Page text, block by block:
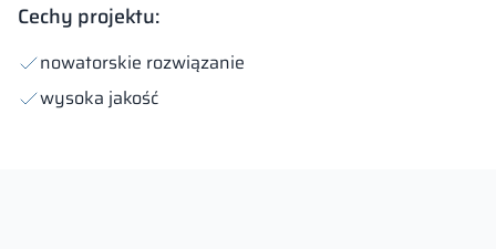
Cechy projektu:
nowatorskie rozwiązanie
wysoka jakość